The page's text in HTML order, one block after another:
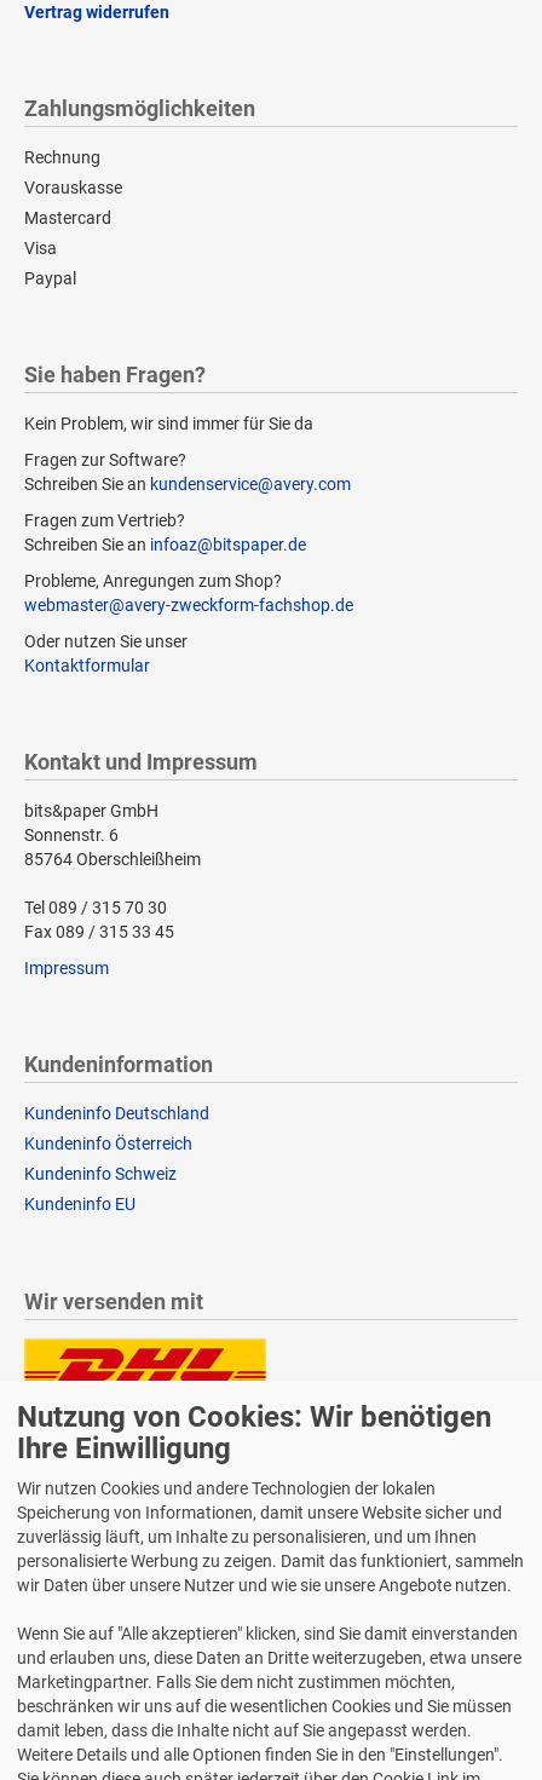
Vertrag widerrufen
Zahlungsmöglichkeiten
Rechnung
Vorauskasse
Mastercard
Visa
Paypal
Sie haben Fragen?
Kein Problem, wir sind immer für Sie da
Fragen zur Software?
Schreiben Sie an kundenservice@avery.com
Fragen zum Vertrieb?
Schreiben Sie an infoaz@bitspaper.de
Probleme, Anregungen zum Shop?
webmaster@avery-zweckform-fachshop.de
Oder nutzen Sie unser
Kontaktformular
Kontakt und Impressum
bits&paper GmbH
Sonnenstr. 6
85764 Oberschleißheim
Tel 089 / 315 70 30
Fax 089 / 315 33 45
Impressum
Kundeninformation
Kundeninfo Deutschland
Kundeninfo Österreich
Kundeninfo Schweiz
Kundeninfo EU
Wir versenden mit
Lieferung auch an Packstationen und Postfilialen
Samstagszustellung
Bequeme Zahlung über Paypal
2 Jahre Gewährleistung
Alle Texte, Grafiken, Bilder und das Layout sind urheberrechtlich
geschützt und dürfen nicht ohne ausdrückliche, schriftliche
Erlaubnis weiterverwendet werden.
Nutzung von Cookies: Wir benötigen
Ihre Einwilligung
Wir nutzen Cookies und andere Technologien der lokalen
Speicherung von Informationen, damit unsere Website sicher und
zuverlässig läuft, um Inhalte zu personalisieren, und um Ihnen
personalisierte Werbung zu zeigen. Damit das funktioniert, sammeln
wir Daten über unsere Nutzer und wie sie unsere Angebote nutzen.
Wenn Sie auf "Alle akzeptieren" klicken, sind Sie damit einverstanden
und erlauben uns, diese Daten an Dritte weiterzugeben, etwa unsere
Marketingpartner. Falls Sie dem nicht zustimmen möchten,
beschränken wir uns auf die wesentlichen Cookies und Sie müssen
damit leben, dass die Inhalte nicht auf Sie angepasst werden.
Weitere Details und alle Optionen finden Sie in den "Einstellungen".